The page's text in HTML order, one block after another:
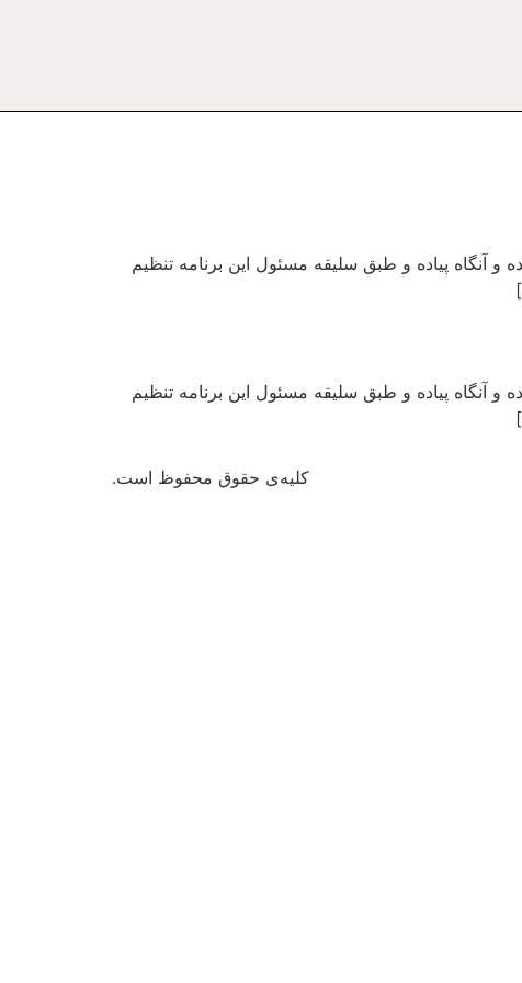
آنگاه پیاده و طبق سلیقه مسئول این برنامه تنظیم
آنگاه پیاده و طبق سلیقه مسئول این برنامه تنظیم
کلیه‌ی حقوق محفوظ است.